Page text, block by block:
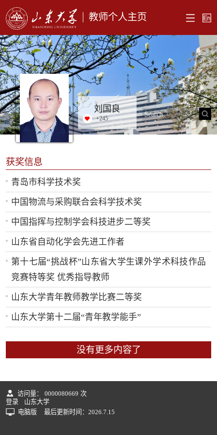
教师个人主页
刘国良
+245
获奖信息
青岛市科学技术奖
中国物流与采购联合会科学技术奖
中国指挥与控制学会科技进步二等奖
山东省自动化学会先进工作者
第十七届“挑战杯”山东省大学生课外学术科技作品
竞赛特等奖 优秀指导教师
山东大学青年教师教学比赛二等奖
山东大学第十二届“青年教学能手”
没有更多内容了
访问量： 0000080669 次
登录
山东大学
电脑版
最后更新时间： 2026 7 15